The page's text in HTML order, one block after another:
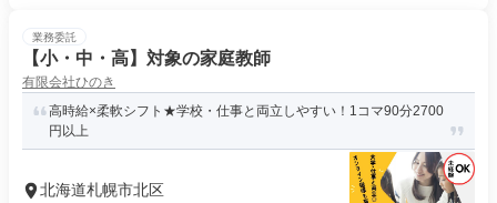
業務委託
【小・中・高】対象の家庭教師
有限会社ひのき
高時給×柔軟シフト★学校・仕事と両立しやすい！1コマ90分2700
円以上
北海道札幌市北区